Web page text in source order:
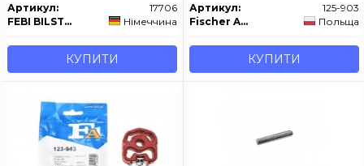
Артикул:
17706
FEBI BILSTEIN
Німеччина
КУПИТИ
Артикул:
125-903
Fischer Automotive One (FA1)
Польща
КУПИТИ